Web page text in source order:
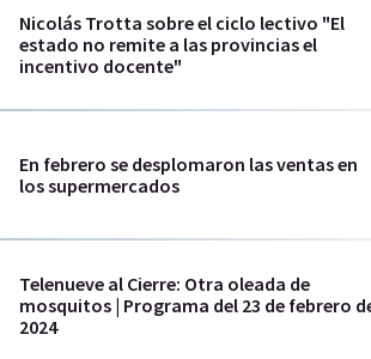
Nicolás Trotta sobre el ciclo lectivo "El
estado no remite a las provincias el
incentivo docente"
En febrero se desplomaron las ventas en
los supermercados
Telenueve al Cierre: Otra oleada de
mosquitos | Programa del 23 de febrero
2024